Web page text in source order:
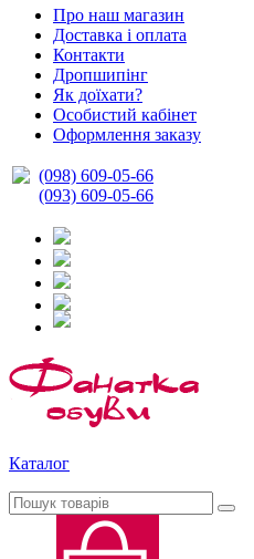
Про наш магазин
Доставка і оплата
Контакти
Дропшипінг
Як доїхати?
Особистий кабінет
Оформлення заказу
(098) 609-05-66
(093) 609-05-66
Каталог